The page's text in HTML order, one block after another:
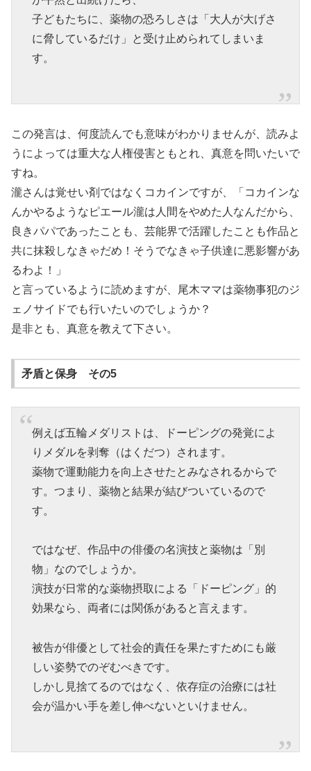
子どもたちに、薬物の恐ろしさは「大人が大げさ
に脅しているだけ」と受け止められてしまいま
す。
この発言は、何度読んでも意味がわかりませんが、読みよ
うによっては重大な人権侵害ともとれ、真意を問いたいで
すね。
瀧さんは覚せい剤ではなくコカインですが、「コカインな
んかやるようなピエール瀧は人間をやめた人なんだから、
良きパパであったことも、芸能界で活躍したことも作品と
共に抹殺しなきゃだめ！そうでなきゃ子供達に悪影響があ
るわよ！」
と言っているように読めますが、尾木ママは薬物事犯のジ
ェノサイドでも行いたいのでしょうか？
是非とも、真意を教えて下さい。
矛盾と保身 その5
例えば五輪メダリストは、ドーピングの発覚によ
りメダルを剥奪（はくだつ）されます。
薬物で運動能力を向上させたとみなされるからで
す。つまり、薬物と結果が結びついているので
す。
ではなぜ、作品中の俳優の名演技と薬物は「別
物」なのでしょうか。
演技が日常的な薬物摂取による「ドーピング」的
効果なら、両者には関係があると言えます。
被告が俳優として社会的責任を果たすためにも厳
しい姿勢でのぞむべきです。
しかし見捨てるのではなく、依存症の治療には社
会が温かい手を差し伸べないといけません。